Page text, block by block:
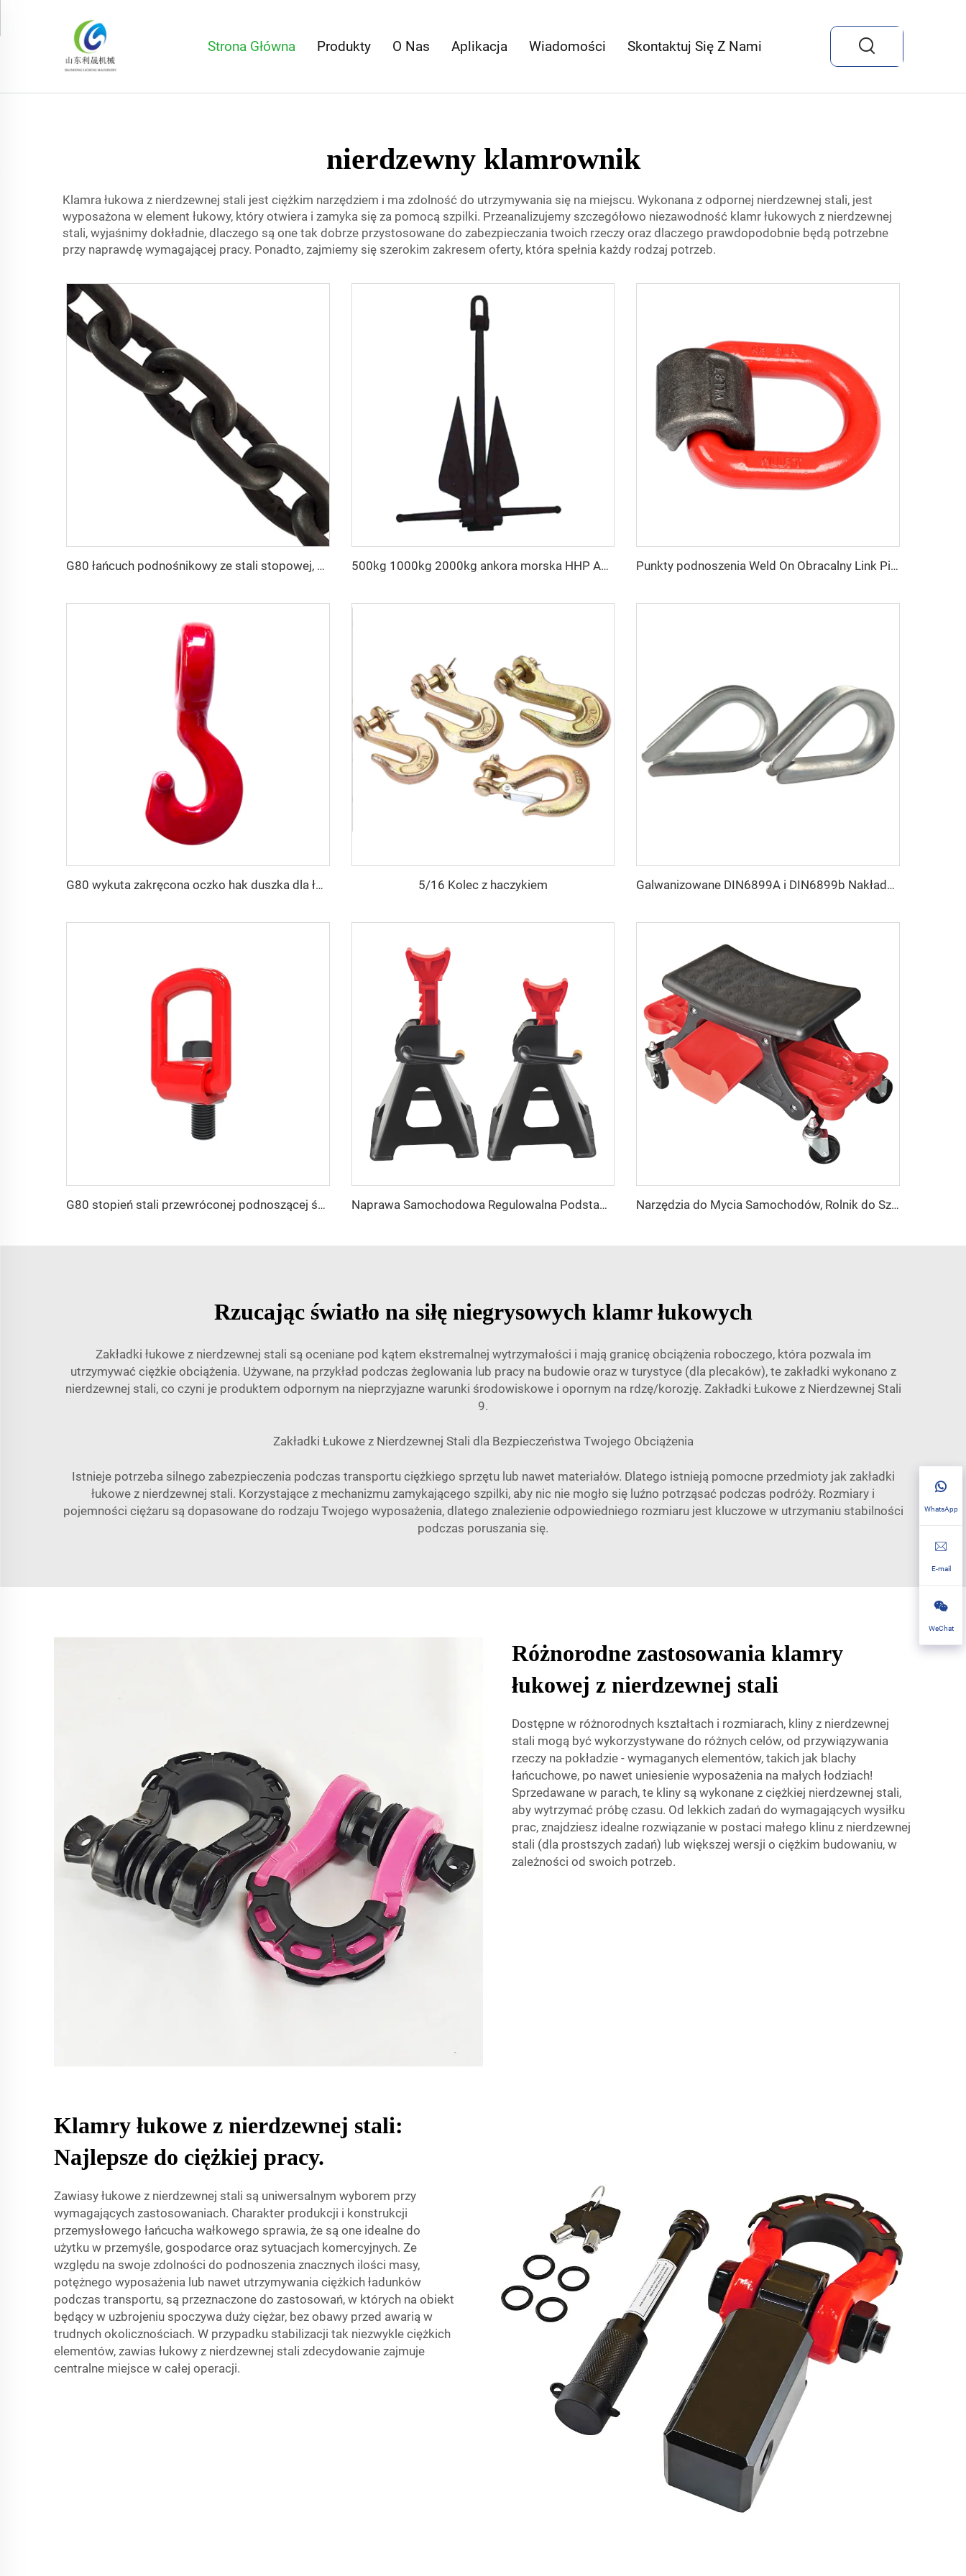
Strona Główna Produkty O Nas Aplikacja Wiadomości Skontaktuj Się Z Nami
nierdzewny klamrownik
Klamra łukowa z nierdzewnej stali jest ciężkim narzędziem i ma zdolność do utrzymywania się na miejscu. Wykonana z odpornej nierdzewnej stali, jest
wyposażona w element łukowy, który otwiera i zamyka się za pomocą szpilki. Przeanalizujemy szczegółowo niezawodność klamr łukowych z nierdzewnej
stali, wyjaśnimy dokładnie, dlaczego są one tak dobrze przystosowane do zabezpieczania twoich rzeczy oraz dlaczego prawdopodobnie będą potrzebne
przy naprawdę wymagającej pracy. Ponadto, zajmiemy się szerokim zakresem oferty, która spełnia każdy rodzaj potrzeb.
G80 łańcuch podnośnikowy ze stali stopowej, spawany pas wysokiej wytrzymałości 500kg 1000kg 2000kg ankora morska HHP Ankora Danforth Punkty podnoszenia Weld On Obracalny Link Pierścień Ładunkowy D Link
G80 wykuta zakręcona oczko hak duszka dla łańcucha 5/16 Kolec z haczykiem Galwanizowane DIN6899A i DIN6899b Nakładki na pasy z przewodu
G80 stopień stali przewróconej podnoszącej śruby Naprawa Samochodowa Regulowalna Podstawa Jacka od 3 Ton do 6 Ton Narzędzia do Mycia Samochodów, Rolnik do Szczegółowych Prac, Bank Polerujący, Fotel
Rzucając światło na siłę niegrysowych klamr łukowych
Zakładki łukowe z nierdzewnej stali są oceniane pod kątem ekstremalnej wytrzymałości i mają granicę obciążenia roboczego, która pozwala im
utrzymywać ciężkie obciążenia. Używane, na przykład podczas żeglowania lub pracy na budowie oraz w turystyce (dla plecaków), te zakładki wykonano z
nierdzewnej stali, co czyni je produktem odpornym na nieprzyjazne warunki środowiskowe i opornym na rdzę/korozję. Zakładki Łukowe z Nierdzewnej Stali
9.
Zakładki Łukowe z Nierdzewnej Stali dla Bezpieczeństwa Twojego Obciążenia
Istnieje potrzeba silnego zabezpieczenia podczas transportu ciężkiego sprzętu lub nawet materiałów. Dlatego istnieją pomocne przedmioty jak zakładki
łukowe z nierdzewnej stali. Korzystające z mechanizmu zamykającego szpilki, aby nic nie mogło się luźno potrząsać podczas podróży. Rozmiary i
pojemności ciężaru są dopasowane do rodzaju Twojego wyposażenia, dlatego znalezienie odpowiedniego rozmiaru jest kluczowe w utrzymaniu stabilności
podczas poruszania się.
Różnorodne zastosowania klamry
łukowej z nierdzewnej stali
Dostępne w różnorodnych kształtach i rozmiarach, kliny z nierdzewnej
stali mogą być wykorzystywane do różnych celów, od przywiązywania
rzeczy na pokładzie - wymaganych elementów, takich jak blachy
łańcuchowe, po nawet uniesienie wyposażenia na małych łodziach!
Sprzedawane w parach, te kliny są wykonane z ciężkiej nierdzewnej stali,
aby wytrzymać próbę czasu. Od lekkich zadań do wymagających wysiłku
prac, znajdziesz idealne rozwiązanie w postaci małego klinu z nierdzewnej
stali (dla prostszych zadań) lub większej wersji o ciężkim budowaniu, w
zależności od swoich potrzeb.
Klamry łukowe z nierdzewnej stali:
Najlepsze do ciężkiej pracy.
Zawiasy łukowe z nierdzewnej stali są uniwersalnym wyborem przy
wymagających zastosowaniach. Charakter produkcji i konstrukcji
przemysłowego łańcucha wałkowego sprawia, że są one idealne do
użytku w przemyśle, gospodarce oraz sytuacjach komercyjnych. Ze
względu na swoje zdolności do podnoszenia znacznych ilości masy,
potężnego wyposażenia lub nawet utrzymywania ciężkich ładunków
podczas transportu, są przeznaczone do zastosowań, w których na obiekt
będący w uzbrojeniu spoczywa duży ciężar, bez obawy przed awarią w
trudnych okolicznościach. W przypadku stabilizacji tak niezwykle ciężkich
elementów, zawias łukowy z nierdzewnej stali zdecydowanie zajmuje
centralne miejsce w całej operacji.
WhatsApp
E-mail
WeChat